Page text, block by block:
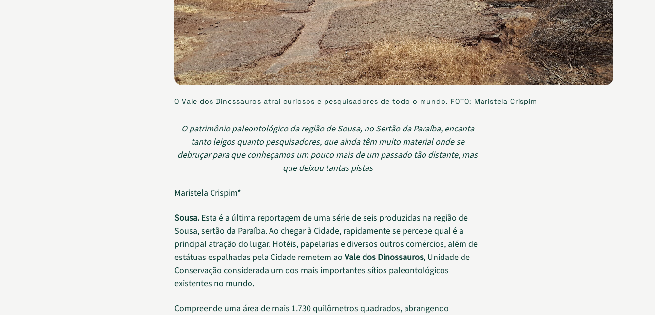
O Vale dos Dinossauros atrai curiosos e pesquisadores de todo o mundo. FOTO: Maristela Crispim
O patrimônio paleontológico da região de Sousa, no Sertão da Paraíba, encanta
tanto leigos quanto pesquisadores, que ainda têm muito material onde se
debruçar para que conheçamos um pouco mais de um passado tão distante, mas
que deixou tantas pistas
Maristela Crispim*
Sousa. Esta é a última reportagem de uma série de seis produzidas na região de
Sousa, sertão da Paraíba. Ao chegar à Cidade, rapidamente se percebe qual é a
principal atração do lugar. Hotéis, papelarias e diversos outros comércios, além de
estátuas espalhadas pela Cidade remetem ao Vale dos Dinossauros, Unidade de
Conservação considerada um dos mais importantes sítios paleontológicos
existentes no mundo.
Compreende uma área de mais 1.730 quilômetros quadrados, abrangendo